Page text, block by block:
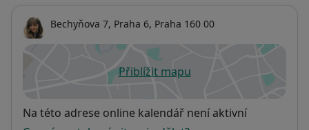
Bechyňova 7, Praha 6, Praha 160 00
Přiblížit mapuse otevře v nové záložce
Dostupnost
Na této adrese online kalendář není aktivní